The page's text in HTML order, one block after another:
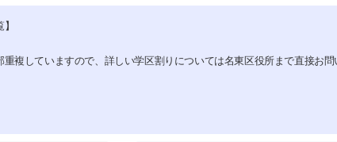
複していますので、詳しい学区割りについては名東区役所まで直接お問